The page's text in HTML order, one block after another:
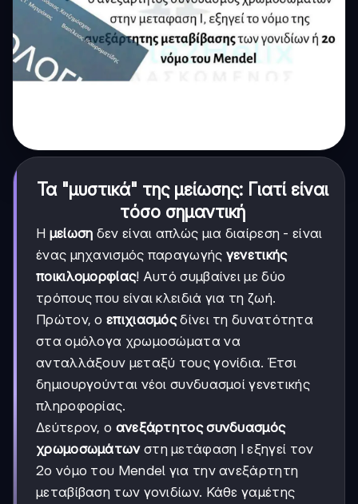
Τα "μυστικά" της μείωσης: Γιατί είναι
τόσο σημαντική
Η μείωση δεν είναι απλώς μια διαίρεση - είναι
ένας μηχανισμός παραγωγής γενετικής
ποικιλομορφίας! Αυτό συμβαίνει με δύο
τρόπους που είναι κλειδιά για τη ζωή.
Πρώτον, ο επιχιασμόςδίνει τη δυνατότητα
στα ομόλογα χρωμοσώματα να
ανταλλάξουν μεταξύ τους γονίδια. Έτσι
δημιουργούνται νέοι συνδυασμοί γενετικής
πληροφορίας.
Δεύτερον, ο ανεξάρτητος συνδυασμός
χρωμοσωμάτωνστη μετάφαση Ι εξηγεί τον
2ο νόμο του Mendel για την ανεξάρτητη
μεταβίβαση των γονιδίων. Κάθε γαμέτης